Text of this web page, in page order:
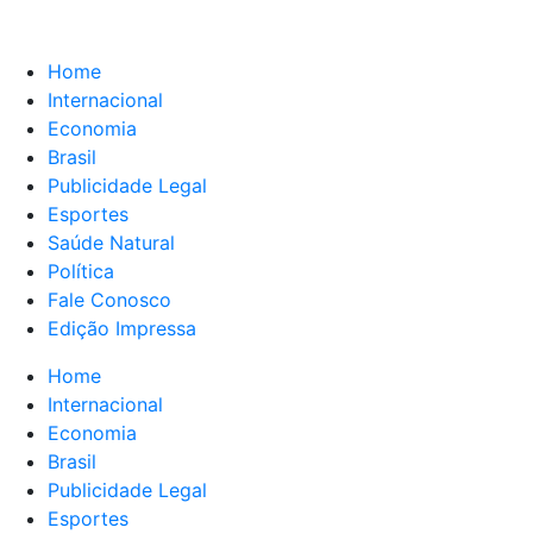
Home
Internacional
Economia
Brasil
Publicidade Legal
Esportes
Saúde Natural
Política
Fale Conosco
Edição Impressa
Home
Internacional
Economia
Brasil
Publicidade Legal
Esportes